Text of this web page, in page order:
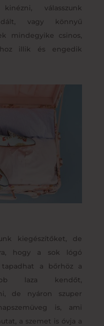
válasszunk
vagy könnyű
mindegyike csinos,
illik és engedik
kiegészítőket, de
hogy a sok lógó
a bőrhöz a
laza kendőt,
de nyáron szuper
is, ami
a szemet is óvja a